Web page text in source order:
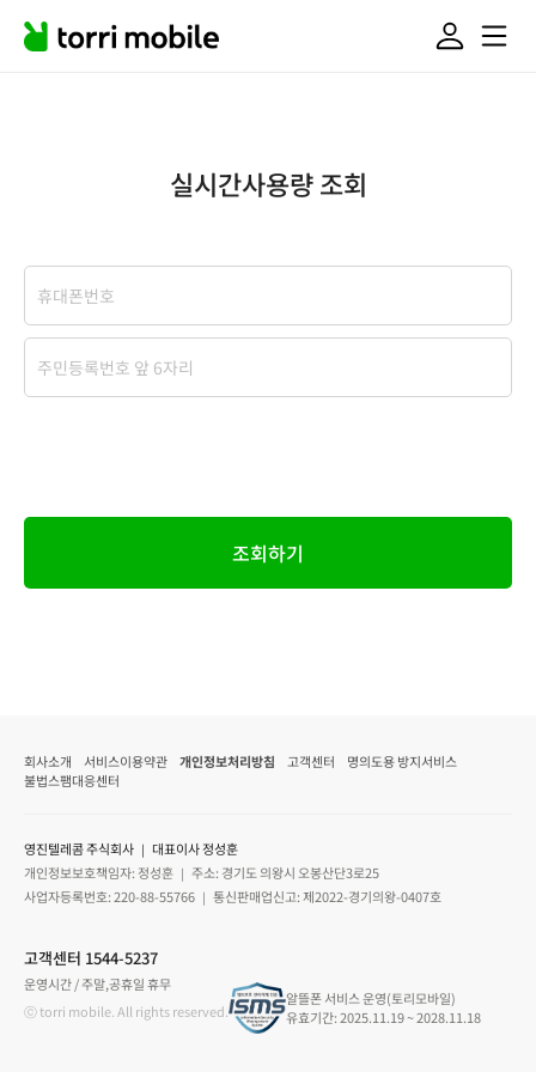
실시간사용량 조회
조회하기
회사소개 서비스이용약관 개인정보처리방침 고객센터
명의도용 방지서비스
불법스팸대응센터
영진텔레콤 주식회사 ｜ 대표이사 정성훈
개인정보보호책임자: 정성훈 ｜ 주소: 경기도 의왕시 오봉산단3로25
사업자등록번호: 220-88-55766 ｜ 통신판매업신고: 제2022-경기의왕-0407호
고객센터 1544-5237
운영시간 / 주말,공휴일 휴무
ⓒ torri mobile. All rights reserved.
알뜰폰 서비스 운영(토리모바일)
유효기간: 2025.11.19 ~ 2028.11.18